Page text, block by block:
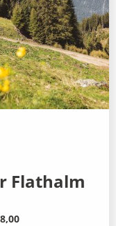
Flathalm